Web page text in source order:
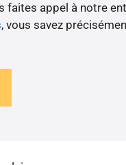
faites appel à notre
, vous savez